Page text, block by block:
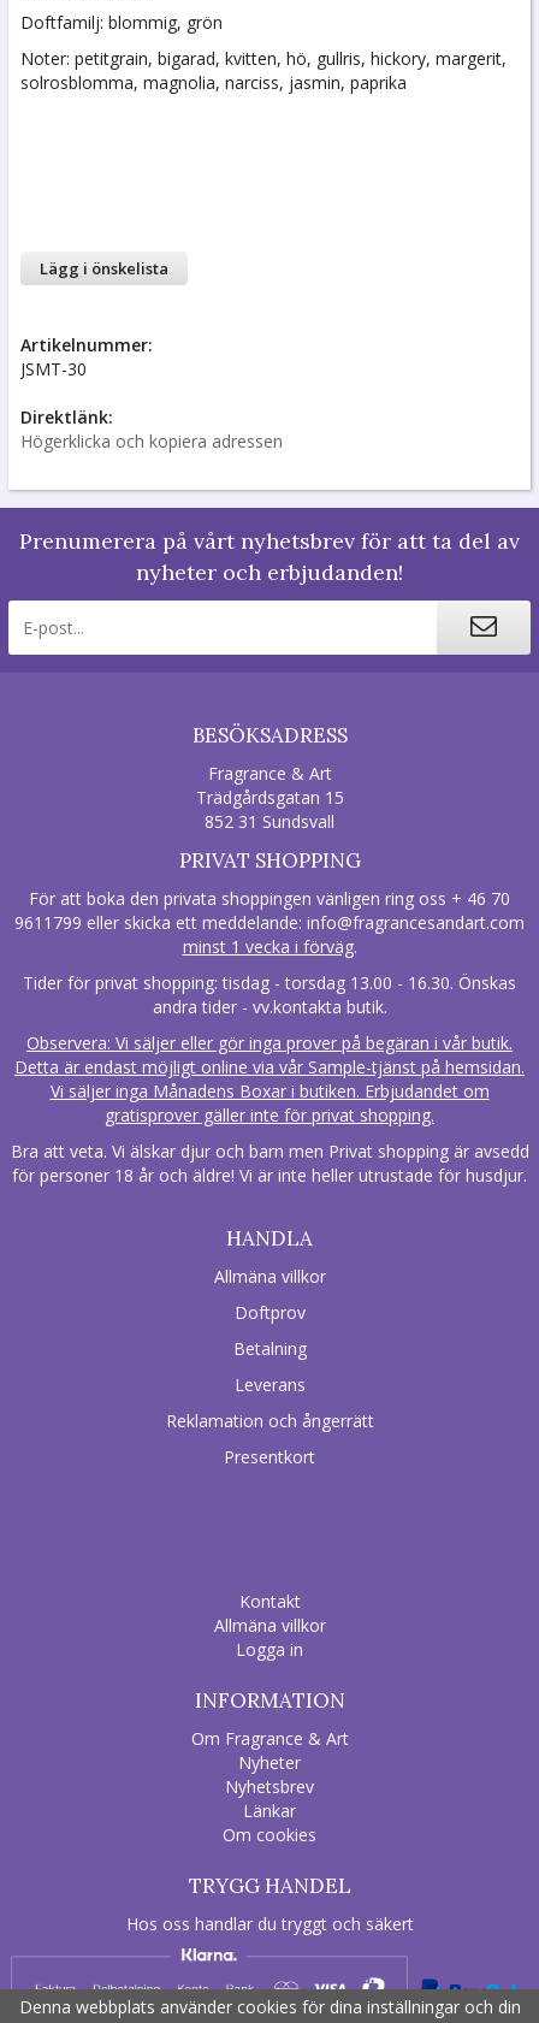
Doftfamilj: blommig, grön
Noter: petitgrain, bigarad, kvitten, hö, gullris, hickory, margerit,
solrosblomma, magnolia, narciss, jasmin, paprika
Lägg i önskelista
Artikelnummer:
JSMT-30
Direktlänk:
Högerklicka och kopiera adressen
Prenumerera på vårt nyhetsbrev för att ta del av
nyheter och erbjudanden!
BESÖKSADRESS
Fragrance & Art
Trädgårdsgatan 15
852 31 Sundsvall
PRIVAT SHOPPING
För att boka den privata shoppingen vänligen ring oss + 46 70
9611799 eller skicka ett meddelande: info@fragrancesandart.com
minst 1 vecka i förväg.
Tider för privat shopping: tisdag - torsdag 13.00 - 16.30. Önskas
andra tider - vv.kontakta butik.
Observera: Vi säljer eller gör inga prover på begäran i vår butik.
Detta är endast möjligt online via vår Sample-tjänst på hemsidan.
Vi säljer inga Månadens Boxar i butiken. Erbjudandet om
gratisprover gäller inte för privat shopping.
Bra att veta. Vi älskar djur och barn men Privat shopping är avsedd
för personer 18 år och äldre! Vi är inte heller utrustade för husdjur.
HANDLA
Allmäna villkor
Doftprov
Betalning
Leverans
Reklamation och ångerrätt
Presentkort
Kontakt
Allmäna villkor
Logga in
INFORMATION
Om Fragrance & Art
Nyheter
Nyhetsbrev
Länkar
Om cookies
TRYGG HANDEL
Hos oss handlar du tryggt och säkert
Denna webbplats använder cookies för dina inställningar och din